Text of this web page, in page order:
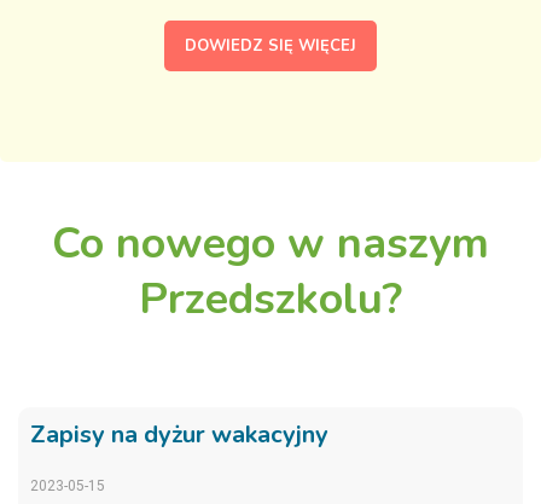
DOWIEDZ SIĘ WIĘCEJ
Co nowego w naszym
Przedszkolu?
Zapisy na dyżur wakacyjny
2023-05-15